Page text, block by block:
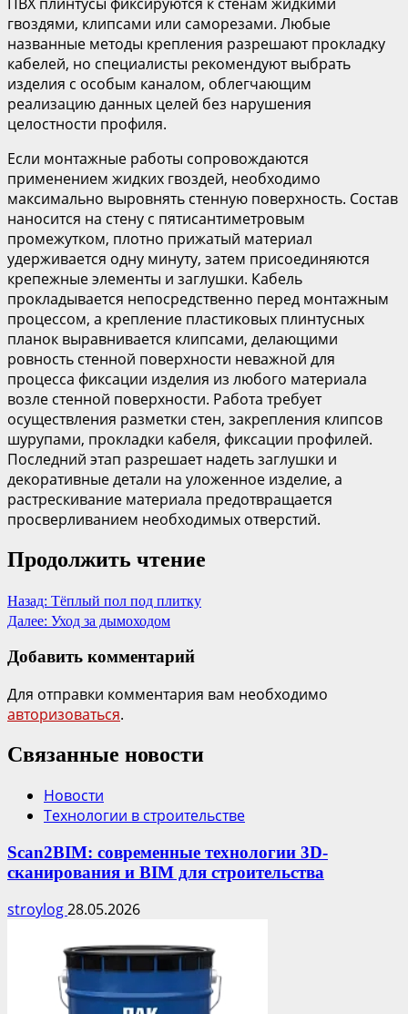
гвоздями, клипсами или саморезами. Любые
названные методы крепления разрешают прокладку
кабелей, но специалисты рекомендуют выбрать
изделия с особым каналом, облегчающим
реализацию данных целей без нарушения
целостности профиля.
Если монтажные работы сопровождаются
применением жидких гвоздей, необходимо
максимально выровнять стенную поверхность. Состав
наносится на стену с пятисантиметровым
промежутком, плотно прижатый материал
удерживается одну минуту, затем присоединяются
крепежные элементы и заглушки. Кабель
прокладывается непосредственно перед монтажным
процессом, а крепление пластиковых плинтусных
планок выравнивается клипсами, делающими
ровность стенной поверхности неважной для
процесса фиксации изделия из любого материала
возле стенной поверхности. Работа требует
осуществления разметки стен, закрепления клипсов
шурупами, прокладки кабеля, фиксации профилей.
Последний этап разрешает надеть заглушки и
декоративные детали на уложенное изделие, а
растрескивание материала предотвращается
просверливанием необходимых отверстий.
Продолжить чтение
Назад: Тёплый пол под плитку
Далее: Уход за дымоходом
Добавить комментарий
Для отправки комментария вам необходимо
авторизоваться.
Связанные новости
Новости
Технологии в строительстве
Scan2BIM: современные технологии 3D-
сканирования и BIM для строительства
stroylog28.05.2026